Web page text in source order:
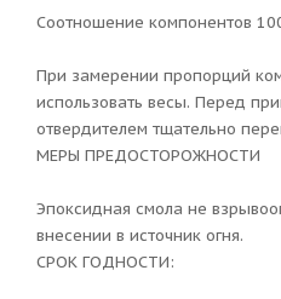
Соотношение компонентов
При замерении пропорций
использовать весы. Перед
отвердителем тщательно
МЕРЫ ПРЕДОСТОРОЖНОСТИ
Эпоксидная смола не
внесении в источник огня.
СРОК ГОДНОСТИ: